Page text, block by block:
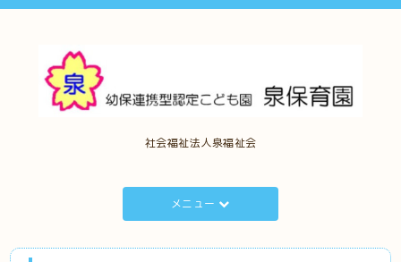
社会福祉法人泉福祉会
メニュー